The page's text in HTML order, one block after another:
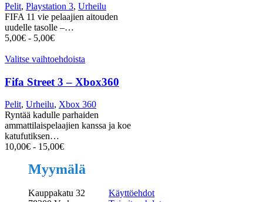
Pelit, Playstation 3, Urheilu
FIFA 11 vie pelaajien aitouden
uudelle tasolle –…
5,00€ - 5,00€
Valitse vaihtoehdoista
Fifa Street 3 – Xbox360
Pelit, Urheilu, Xbox 360
Ryntää kadulle parhaiden
ammattilaispelaajien kanssa ja koe
katufutiksen…
10,00€ - 15,00€
Myymälä
Kauppakatu 32
Käyttöehdot